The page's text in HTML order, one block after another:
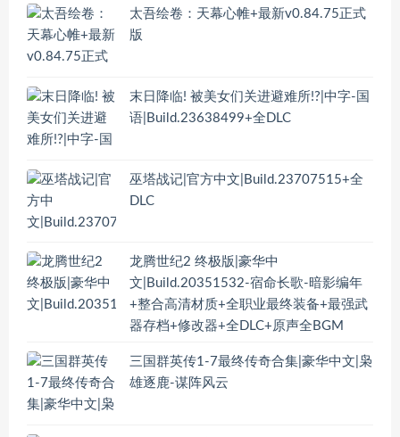
太吾绘卷：天幕心帷+最新v0.84.75正式
版
末日降临! 被美女们关进避难所!?|中字-国
语|Build.23638499+全DLC
巫塔战记|官方中文|Build.23707515+全
DLC
龙腾世纪2 终极版|豪华中
文|Build.20351532-宿命长歌-暗影编年
+整合高清材质+全职业最终装备+最强武
器存档+修改器+全DLC+原声全BGM
三国群英传1-7最终传奇合集|豪华中文|枭
雄逐鹿-谋阵风云